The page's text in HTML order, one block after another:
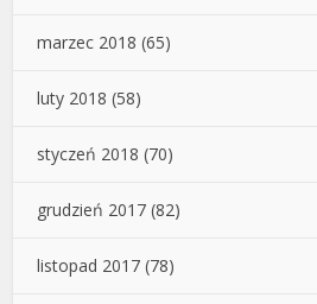
marzec 2018 (65)
luty 2018 (58)
styczeń 2018 (70)
grudzień 2017 (82)
listopad 2017 (78)